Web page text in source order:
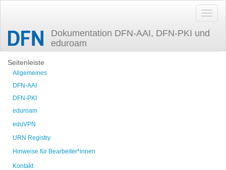
Dokumentation DFN-AAI, DFN-PKI und
eduroam
Zuletzt angesehen
Seitenleiste
Allgemeines
DFN-AAI
DFN-PKI
eduroam
eduVPN
URN Registry
Hinweise für Bearbeiter*innen
Kontakt